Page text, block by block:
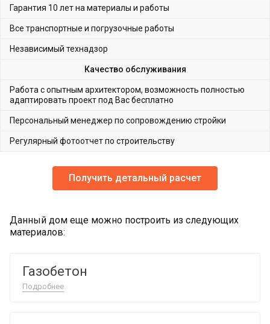
Гарантия 10 лет на материалы и работы
Все транспортные и погрузочные работы
Независимый технадзор
Качество обслуживания
Работа с опытным архитектором, возможность полностью
адаптировать проект под Вас бесплатно
Персональный менеджер по сопровождению стройки
Регулярный фотоотчет по строительству
Получить детальный расчет
Данный дом еще можно построить из следующих
материалов:
Газобетон
Подробнее